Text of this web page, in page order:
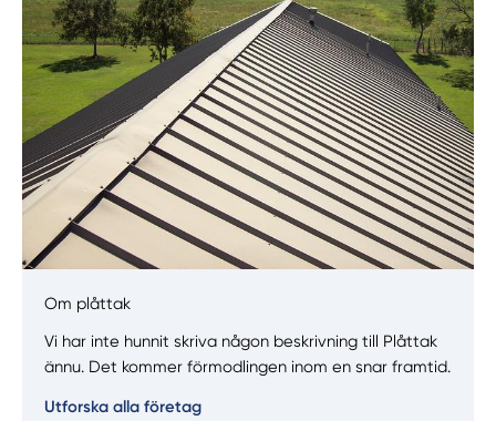
Manuellt Få hjälp
Om plåttak
Vi har inte hunnit skriva någon beskrivning till Plåttak
ännu. Det kommer förmodlingen inom en snar framtid.
Utforska alla företag